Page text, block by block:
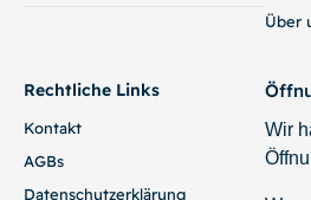
Über
Rechtliche Links
Kontakt
AGBs
Datenschutzerklärung
Wir